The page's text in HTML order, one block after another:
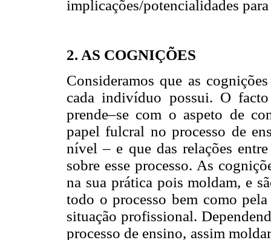
implicações/potencialidades
2. AS COGNIÇÕES
Consideramos que as
cada indivíduo possui. O
prende–se com o aspeto de
papel fulcral no processo de
nível – e que das relações
sobre esse processo. As
na sua prática pois moldam, e
todo o processo bem como
situação profissional.
processo de ensino, assim